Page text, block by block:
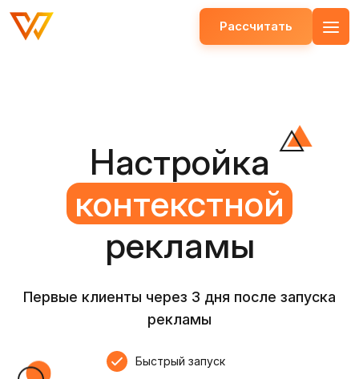
Рассчитать
Открыть меню
Настройка
контекстной
рекламы
Первые клиенты через 3 дня после запуска
рекламы
Быстрый запуск